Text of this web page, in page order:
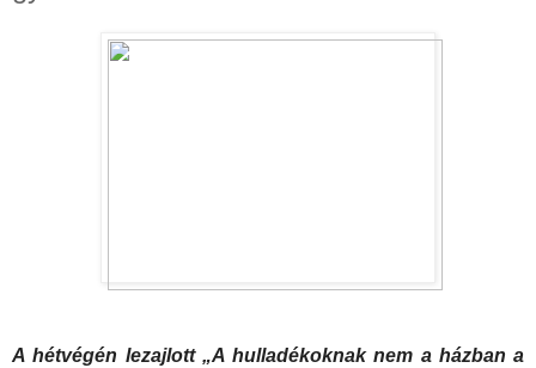
A hétvégén lezajlott „A hulladékoknak nem a házban a